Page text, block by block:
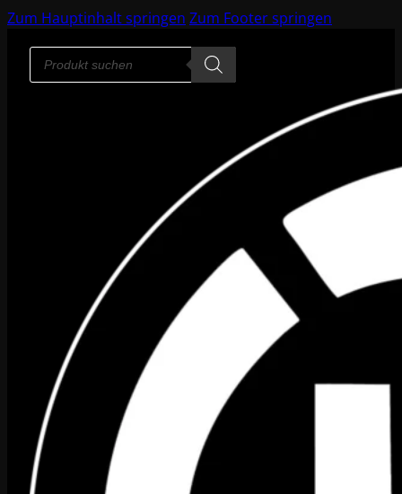
Zum Hauptinhalt springen Zum Footer springen
Products
search